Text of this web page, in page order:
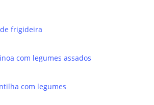
frigideira
com legumes assados
com legumes